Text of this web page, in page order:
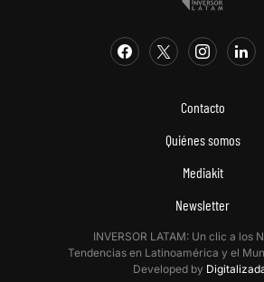
Contacto
Quiénes somos
Mediakit
Newsletter
INVERSOR LATAM: Un clic a los
Tendencias en Latinoamérica y el
Developed by